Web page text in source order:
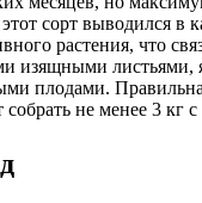
сорт выводился в
растения, что
изящными листьями,
плодами.
собрать не менее 3 кг